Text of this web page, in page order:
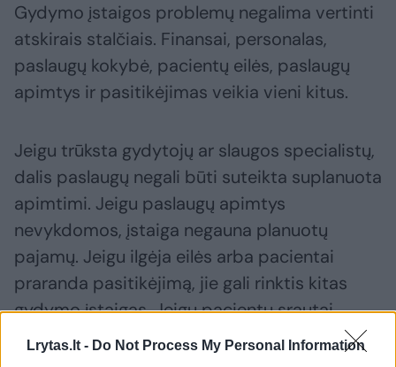
Lrytas.lt - Do Not Process My Personal Information
Gydymo įstaigos problemų negalima vertinti
atskirais stalčiais. Finansai, personalas,
paslaugų kokybė, pacientų eilės, paslaugų
apimtys ir pasitikėjimas veikia vieni kitus.
Jeigu trūksta gydytojų ar slaugos specialistų,
dalis paslaugų negali būti suteikta suplanuota
apimtimi. Jeigu paslaugų apimtys
nevykdomos, įstaiga negauna planuotų
pajamų. Jeigu ilgėja eilės arba pacientai
praranda pasitikėjimą, jie gali rinktis kitas
gydymo įstaigas. Jeigu pacientų srautai
mažėja, blogėja sutarties su ligonių kasa